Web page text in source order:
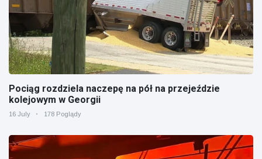
Pociąg rozdziela naczepę na pół na przejeździe
kolejowym w Georgii
16 July 178 Poglądy